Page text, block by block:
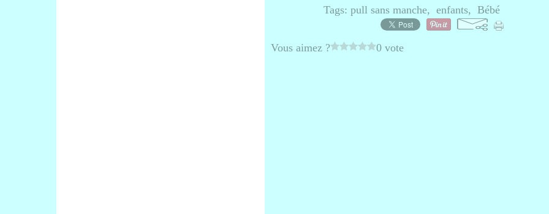
Tags: pull sans manche, enfants, Bébé
Vous aimez ? 0 vote